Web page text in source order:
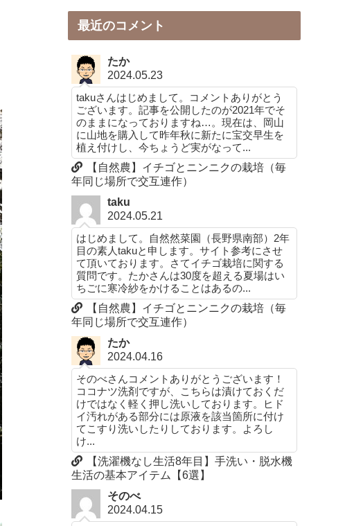
最近のコメント
たか
2024.05.23
takuさんはじめまして。コメントありがとう
ございます。記事を公開したのが2021年でそ
のままになっておりますね…。現在は、岡山
に山地を購入して昨年秋に新たに宝交早生を
植え付けし、今ちょうど実がなって...
【自然農】イチゴとニンニクの栽培（毎
年同じ場所で交互連作）
taku
2024.05.21
はじめまして。自然然菜園（長野県南部）2年
目の素人takuと申します。サイト参考にさせ
て頂いております。さてイチゴ栽培に関する
質問です。たかさんは30度を超える夏場はい
ちごに寒冷紗をかけることはあるの...
【自然農】イチゴとニンニクの栽培（毎
年同じ場所で交互連作）
たか
2024.04.16
そのべさんコメントありがとうございます！
ココナツ洗剤ですが、こちらは漬けておくだ
けではなく軽く押し洗いしております。ヒド
イ汚れがある部分には原液を該当箇所に付け
てこすり洗いしたりしております。よろし
け...
【洗濯機なし生活8年目】手洗い・脱水機
生活の基本アイテム【6選】
そのべ
2024.04.15